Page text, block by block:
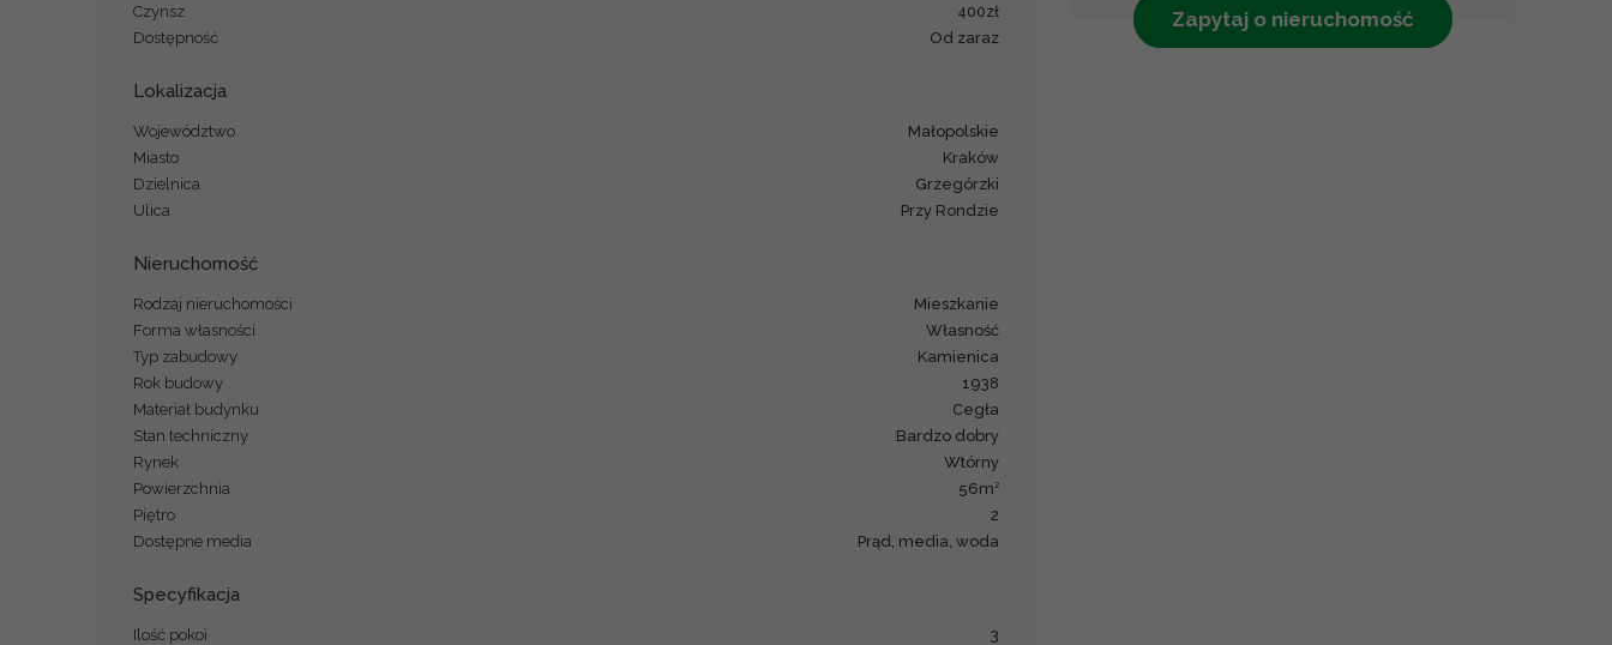
Zapytaj o nieruchomość
Czynsz
400zł
Dostępność
Od zaraz
Lokalizacja
Województwo
małopolskie
Miasto
Kraków
Dzielnica
Grzegórzki
Ulica
Przy Rondzie
Nieruchomość
Rodzaj nieruchomości
mieszkanie
Forma własności
Własność
Typ zabudowy
kamienica
Rok budowy
1938
Materiał budynku
cegła
Stan techniczny
Bardzo dobry
Rynek
Wtórny
Powierzchnia
56m2
Piętro
2
Dostępne media
Prąd, media, woda
Specyfikacja
Ilość pokoi
3